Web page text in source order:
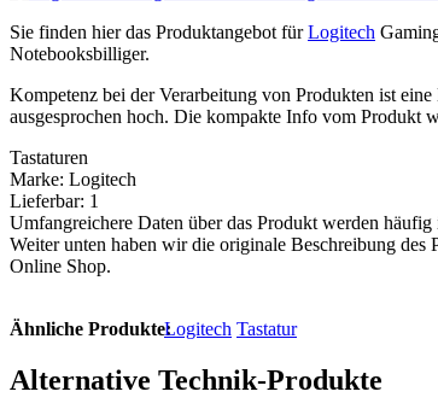
Sie finden hier das Produktangebot fürLogitech
Notebooksbilliger.
Kompetenz bei der Verarbeitung von Produkten ist
ausgesprochen hoch. Die kompakte Info vom Produkt
Tastaturen
Marke: Logitech
Lieferbar: 1
Umfangreichere Daten über das Produkt werden
Weiter unten haben wir die originale Beschreibung des
Online Shop.
Ähnliche Produkte:Logitech Tastatur
Alternative Technik-Produkte